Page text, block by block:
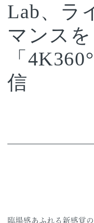
Lab、ラ
マンスを
「
信
臨場感あふれる新感覚